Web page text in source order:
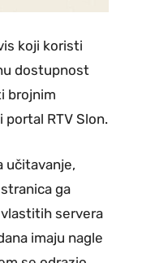
koji koristi
dostupnost
brojnim
RTV Slon.
učitavanje,
ga
servera
imaju nagle